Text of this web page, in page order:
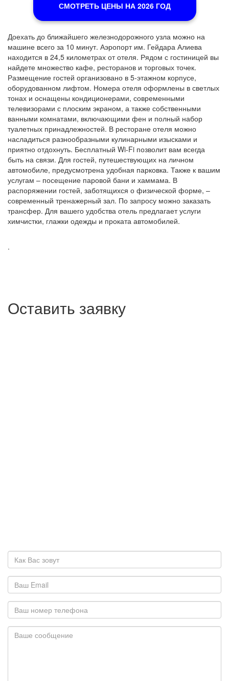
СМОТРЕТЬ ЦЕНЫ НА 2026 ГОД
Доехать до ближайшего железнодорожного узла можно на
машине всего за 10 минут. Аэропорт им. Гейдара Алиева
находится в 24,5 километрах от отеля. Рядом с гостиницей вы
найдете множество кафе, ресторанов и торговых точек.
Размещение гостей организовано в 5-этажном корпусе,
оборудованном лифтом. Номера отеля оформлены в светлых
тонах и оснащены кондиционерами, современными
телевизорами с плоским экраном, а также собственными
ванными комнатами, включающими фен и полный набор
туалетных принадлежностей. В ресторане отеля можно
насладиться разнообразными кулинарными изысками и
приятно отдохнуть. Бесплатный Wi-Fi позволит вам всегда
быть на связи. Для гостей, путешествующих на личном
автомобиле, предусмотрена удобная парковка. Также к вашим
услугам – посещение паровой бани и хаммама. В
распоряжении гостей, заботящихся о физической форме, –
современный тренажерный зал. По запросу можно заказать
трансфер. Для вашего удобства отель предлагает услуги
химчистки, глажки одежды и проката автомобилей.
.
Оставить заявку